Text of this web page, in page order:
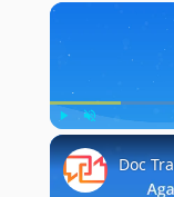
Play Unmute